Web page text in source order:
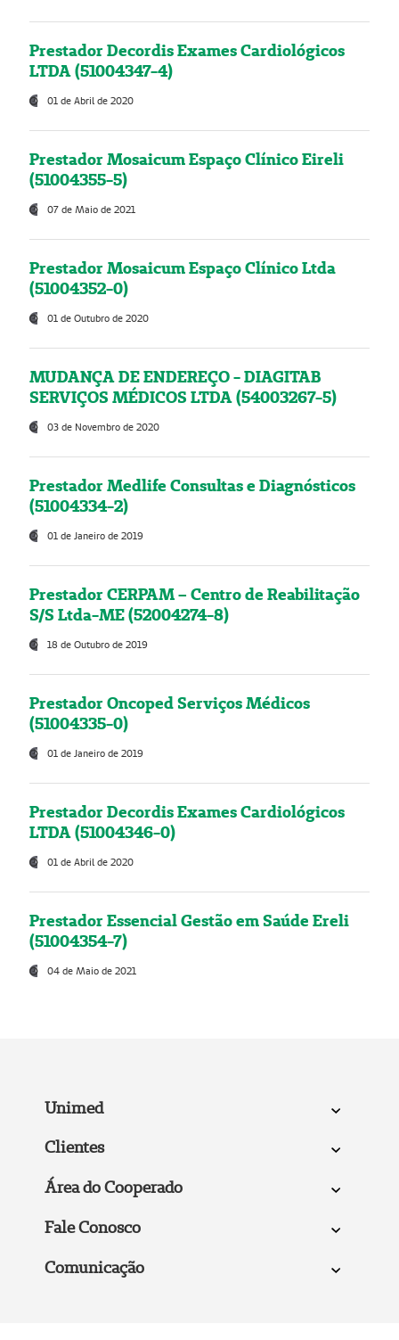
Prestador Decordis Exames Cardiológicos
LTDA (51004347-4)
01 de Abril de 2020
Prestador Mosaicum Espaço Clínico Eireli
(51004355-5)
07 de Maio de 2021
Prestador Mosaicum Espaço Clínico Ltda
(51004352-0)
01 de Outubro de 2020
MUDANÇA DE ENDEREÇO - DIAGITAB
SERVIÇOS MÉDICOS LTDA (54003267-5)
03 de Novembro de 2020
Prestador Medlife Consultas e Diagnósticos
(51004334-2)
01 de Janeiro de 2019
Prestador CERPAM – Centro de Reabilitação
S/S Ltda-ME (52004274-8)
18 de Outubro de 2019
Prestador Oncoped Serviços Médicos
(51004335-0)
01 de Janeiro de 2019
Prestador Decordis Exames Cardiológicos
LTDA (51004346-0)
01 de Abril de 2020
Prestador Essencial Gestão em Saúde Ereli
(51004354-7)
04 de Maio de 2021
Unimed
Clientes
Área do Cooperado
Fale Conosco
Comunicação